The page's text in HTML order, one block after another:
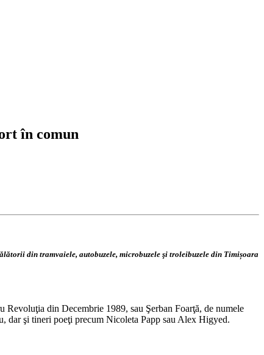
în comun
din tramvaiele, autobuzele, microbuzele şi troleibuzele din Timișoara
Revoluţia din Decembrie 1989, sau Şerban Foarţă, de numele
dar şi tineri poeţi precum Nicoleta Papp sau Alex Higyed.